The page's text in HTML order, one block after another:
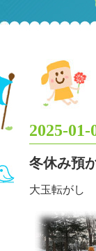
2025-01-
冬休み預
大玉転がし